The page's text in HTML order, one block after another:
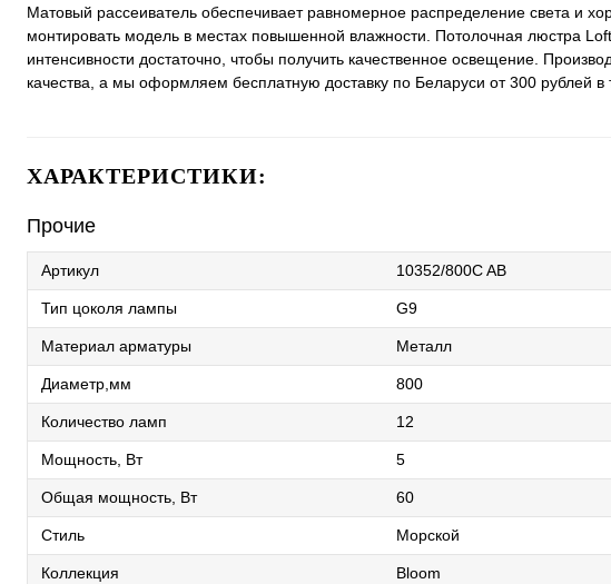
Матовый рассеиватель обеспечивает равномерное распределение света и
монтировать модель в местах повышенной влажности. Потолочная люстра
интенсивности достаточно, чтобы получить качественное освещение.
качества, а мы оформляем бесплатную доставку по Беларуси от 300 рублей
ХАРАКТЕРИСТИКИ:
Прочие
Артикул 10352/800C AB
Тип цоколя лампы G9
Материал арматуры Металл
Диаметр,мм 800
Количество ламп 12
Мощность, Вт 5
Общая мощность, Вт 60
Стиль Морской
Коллекция Bloom